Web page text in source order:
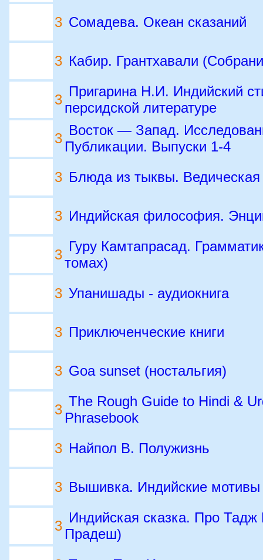
3 Сомадева. Океан сказаний
3 Кабир. Грантхавали
3
Пригарина Н.И. Индийский
персидской литературе
3
Восток — Запад.
Публикации. Выпуски 1-4
3 Блюда из тыквы. Ведическая
3 Индийская философия.
3
Гуру Камтапрасад.
томах)
3 Упанишады - аудиокнига
3 Приключенческие книги
3 Goa sunset (ностальгия)
3
The Rough Guide to Hindi &
Phrasebook
3 Найпол В. Полужизнь
3 Вышивка. Индийские мотивы
3
Индийская сказка. Про Тадж
Прадеш)